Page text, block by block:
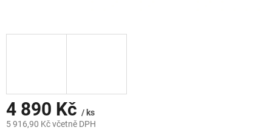
4 890 Kč / ks
5 916,90 Kč včetně DPH